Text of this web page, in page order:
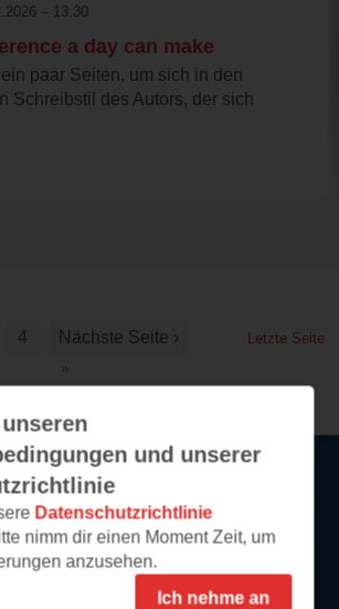
– 13:30
a day can make
paar Seiten, um sich in den
Schreibstil des Autors, der sich
4 Nächste Seite ›
Letzte Seite
»
und unserer
Datenschutzrichtlinie
nimm dir einen Moment Zeit, um
anzusehen.
Ich nehme an
Service
So funktioniert‘s